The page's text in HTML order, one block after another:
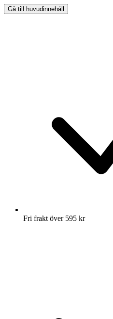
Gå till huvudinnehåll
Fri frakt över 595 kr